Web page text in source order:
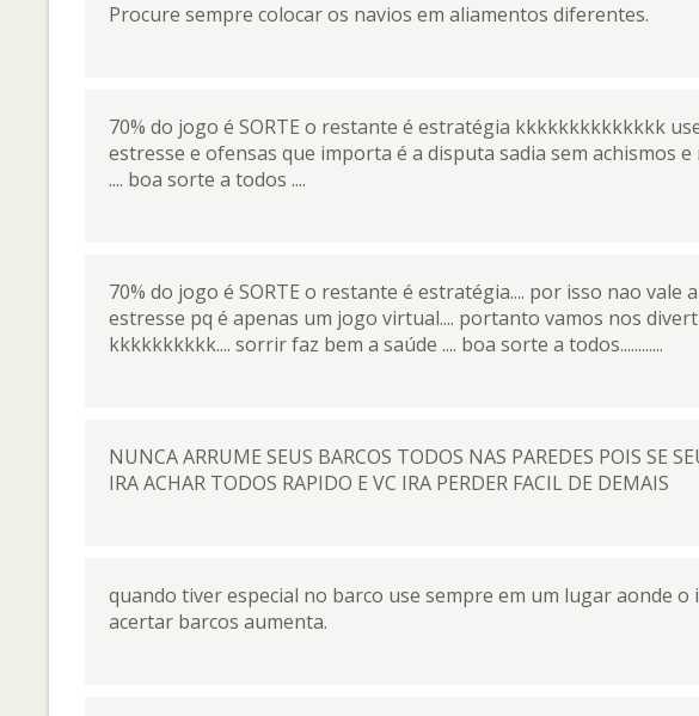
Procure sempre colocar os navios em aliamentos diferentes.
70% do jogo é SORTE o restante é estratégia kkkkkkkkkkkkkk
estresse e ofensas que importa é a disputa sadia sem achismos
.... boa sorte a todos ....
70% do jogo é SORTE o restante é estratégia.... por isso nao vale
estresse pq é apenas um jogo virtual.... portanto vamos nos
kkkkkkkkkk.... sorrir faz bem a saúde .... boa sorte a todos............
NUNCA ARRUME SEUS BARCOS TODOS NAS PAREDES POIS SE
IRA ACHAR TODOS RAPIDO E VC IRA PERDER FACIL DE DEMAIS
quando tiver especial no barco use sempre em um lugar aonde o
acertar barcos aumenta.